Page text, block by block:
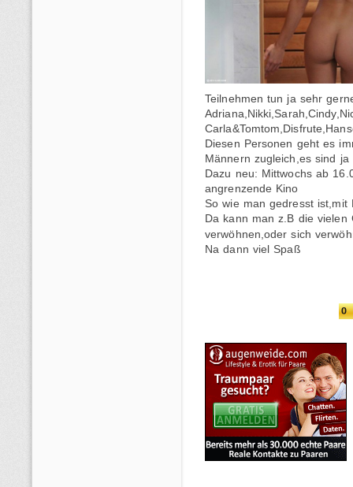
Teilnehmen tun ja sehr
Diesen Personen geht es
Männern zugleich,es sind
Dazu neu: Mittwochs ab
angrenzende Kino
So wie man gedresst ist,mit
Da kann man z.B die vielen
verwöhnen,oder sich
Na dann viel Spaß